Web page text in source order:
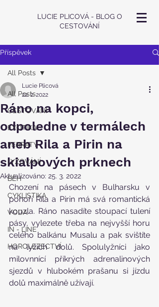
LUCIE PLICOVÁ - BLOG O
CESTOVÁNÍ
Příspěvek
All Posts
CESTOVÁNÍ
EXOTIKA
FERRATY
LYŽOVÁNÍ
BĚH
CYKLISTIKA
VODA
IN - LINE
HOROLEZECTVÍ
All Posts
Ráno na kopci,
odpoledne v termálech
aneb Rila a Pirin na
skialpových prknech
Lucie Plicová
22. 2. 2022
Aktualizováno: 25. 3. 2022
Chození na pásech v Bulharsku v
pohoří Rila a Pirin má svá romantická
kouzla. Ráno nasadíte stoupací tulení
pásy, vylezete třeba na nejvyšší horu
celého balkánu Musalu a pak svištíte
na lyžích dolů. Spolulyžníci jako
milovnnící příkrých adrenalinových
sjezdů v hlubokém prašanu si jízdu
dolů maximálně užívají.